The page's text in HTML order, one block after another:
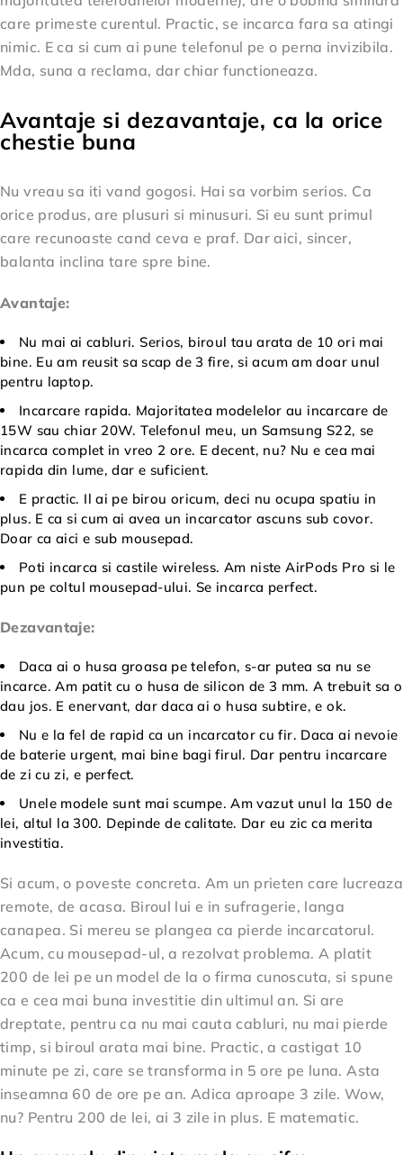
care primeste curentul. Practic, se incarca fara sa atingi
nimic. E ca si cum ai pune telefonul pe o perna invizibila.
Mda, suna a reclama, dar chiar functioneaza.
Avantaje si dezavantaje, ca la orice
chestie buna
Nu vreau sa iti vand gogosi. Hai sa vorbim serios. Ca
orice produs, are plusuri si minusuri. Si eu sunt primul
care recunoaste cand ceva e praf. Dar aici, sincer,
balanta inclina tare spre bine.
Avantaje:
Nu mai ai cabluri. Serios, biroul tau arata de 10 ori mai
bine. Eu am reusit sa scap de 3 fire, si acum am doar unul
pentru laptop.
Incarcare rapida. Majoritatea modelelor au incarcare de
15W sau chiar 20W. Telefonul meu, un Samsung S22, se
incarca complet in vreo 2 ore. E decent, nu? Nu e cea mai
rapida din lume, dar e suficient.
E practic. Il ai pe birou oricum, deci nu ocupa spatiu in
plus. E ca si cum ai avea un incarcator ascuns sub covor.
Doar ca aici e sub mousepad.
Poti incarca si castile wireless. Am niste AirPods Pro si le
pun pe coltul mousepad-ului. Se incarca perfect.
Dezavantaje:
Daca ai o husa groasa pe telefon, s-ar putea sa nu se
incarce. Am patit cu o husa de silicon de 3 mm. A trebuit sa o
dau jos. E enervant, dar daca ai o husa subtire, e ok.
Nu e la fel de rapid ca un incarcator cu fir. Daca ai nevoie
de baterie urgent, mai bine bagi firul. Dar pentru incarcare
de zi cu zi, e perfect.
Unele modele sunt mai scumpe. Am vazut unul la 150 de
lei, altul la 300. Depinde de calitate. Dar eu zic ca merita
investitia.
Si acum, o poveste concreta. Am un prieten care lucreaza
remote, de acasa. Biroul lui e in sufragerie, langa
canapea. Si mereu se plangea ca pierde incarcatorul.
Acum, cu mousepad-ul, a rezolvat problema. A platit
200 de lei pe un model de la o firma cunoscuta, si spune
ca e cea mai buna investitie din ultimul an. Si are
dreptate, pentru ca nu mai cauta cabluri, nu mai pierde
timp, si biroul arata mai bine. Practic, a castigat 10
minute pe zi, care se transforma in 5 ore pe luna. Asta
inseamna 60 de ore pe an. Adica aproape 3 zile. Wow,
nu? Pentru 200 de lei, ai 3 zile in plus. E matematic.